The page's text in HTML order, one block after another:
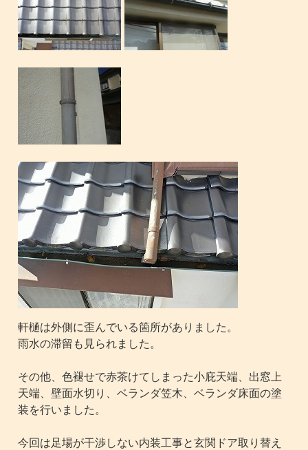
軒樋は外側に歪んでいる箇所がありました。
雨水の滞留も見られました。
その他、色褪せで赤茶けてしまった小庇天端、出窓上
天端、壁面水切り、ベランダ笠木、ベランダ床面の塗
装を行いました。
今回は足場が干渉しない内装工事と玄関ドア取り替え